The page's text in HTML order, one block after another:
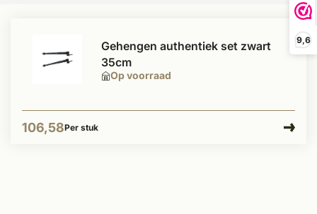
9,6
Op voorraad
Gehengen authentiek set zwart
35cm
106,58Per stuk